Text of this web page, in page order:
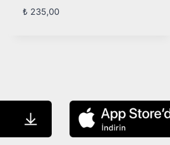
₺ 235,00